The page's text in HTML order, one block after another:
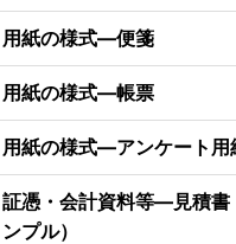
用紙の様式―便箋
用紙の様式―帳票
用紙の様式―アンケート用
証憑・会計資料等―見積
ンプル）